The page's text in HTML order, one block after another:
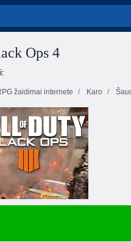
Ops 4
žaidimai internete Karo